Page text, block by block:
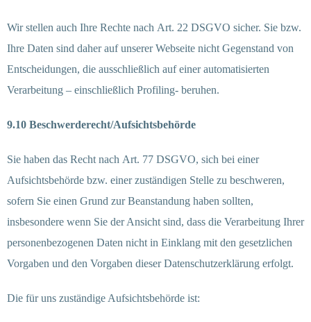
Wir stellen auch Ihre Rechte nach Art. 22 DSGVO sicher. Sie bzw.
Ihre Daten sind daher auf unserer Webseite nicht Gegenstand von
Entscheidungen, die ausschließlich auf einer automatisierten
Verarbeitung – einschließlich Profiling- beruhen.
9.10 Beschwerderecht/Aufsichtsbehörde
Sie haben das Recht nach Art. 77 DSGVO, sich bei einer
Aufsichtsbehörde bzw. einer zuständigen Stelle zu beschweren,
sofern Sie einen Grund zur Beanstandung haben sollten,
insbesondere wenn Sie der Ansicht sind, dass die Verarbeitung Ihrer
personenbezogenen Daten nicht in Einklang mit den gesetzlichen
Vorgaben und den Vorgaben dieser Datenschutzerklärung erfolgt.
Die für uns zuständige Aufsichtsbehörde ist: